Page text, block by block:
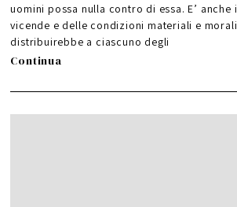
uomini possa nulla contro di essa. E’
vicende e delle condizioni materiali e
distribuirebbe a ciascuno degli
Continua